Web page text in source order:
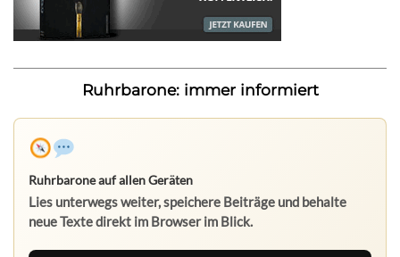
Ruhrbarone: immer informiert
Ruhrbarone auf allen Geräten
Lies unterwegs weiter, speichere Beiträge und behalte
neue Texte direkt im Browser im Blick.